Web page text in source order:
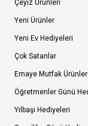
Çeyiz Ürünleri
Yeni Ürünler
Yeni Ev Hediyeleri
Çok Satanlar
Emaye Mutfak Ürünleri
Öğretmenler Günü
Yılbaşı Hediyeleri